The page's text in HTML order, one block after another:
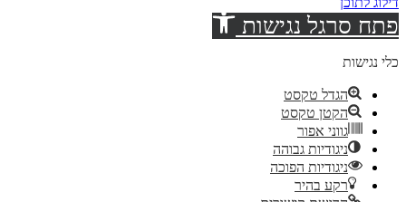
פתח סרגל נגישות
כלי נגישות
הגדל טקסט
הקטן טקסט
גווני אפור
ניגודיות גבוהה
ניגודיות הפוכה
רקע בהיר